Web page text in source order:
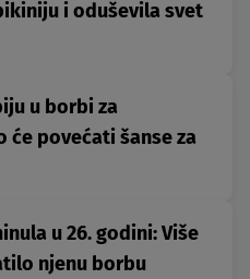
i oduševila svet
u borbi za
će povećati šanse za
u 26. godini: Više
njenu borbu